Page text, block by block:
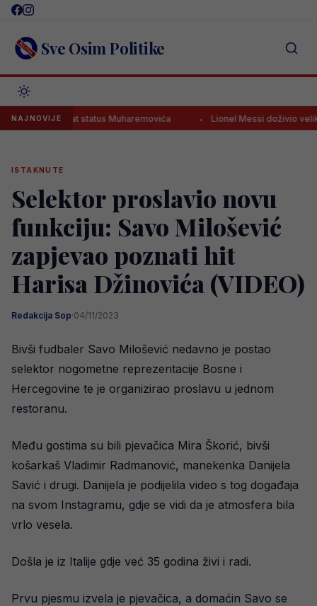
Skip
content Sve Osim Politike
NAJNOVIJE
poznat status Muharemovića Lionel Messi doživio veliku
ISTAKNUTE
Selektor proslavio novu
funkciju: Savo Milošević
zapjevao poznati hit
Harisa Džinovića (VIDEO)
Redakcija Sop·04/11/2023
Bivši fudbaler Savo Milošević nedavno je postao
selektor nogometne reprezentacije Bosne i
Hercegovine te je organizirao proslavu u jednom
restoranu.
Među gostima su bili pjevačica Mira Škorić, bivši
košarkaš Vladimir Radmanović, manekenka Danijela
Savić i drugi. Danijela je podijelila video s tog događaja
na svom Instagramu, gdje se vidi da je atmosfera bila
vrlo vesela.
Došla je iz Italije gdje već 35 godina živi i radi.
Prvu pjesmu izvela je pjevačica, a domaćin Savo se